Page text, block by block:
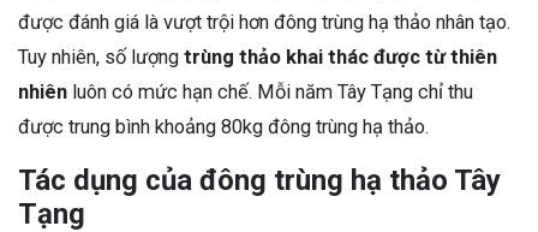
được đánh giá là vượt trội hơn đông trùng hạ thảo nhân tạo.
Tuy nhiên, số lượng trùng thảo khai thác được từ thiên
nhiên luôn có mức hạn chế. Mỗi năm Tây Tạng chỉ thu
được trung bình khoảng 80kg đông trùng hạ thảo.
Tác dụng của đông trùng hạ thảo Tây
Tạng